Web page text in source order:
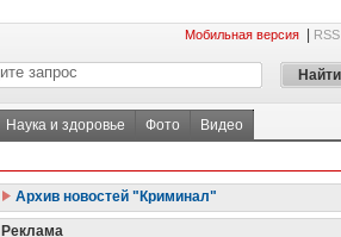
Мобильная версия RSS
Наука и здоровье Фото
Видео
Архив новостей "Криминал"
Реклама